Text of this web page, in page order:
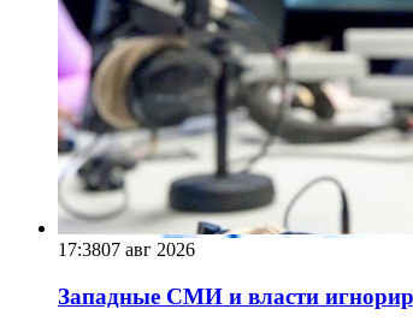
17:3807 авг 2026
Западные СМИ и власти